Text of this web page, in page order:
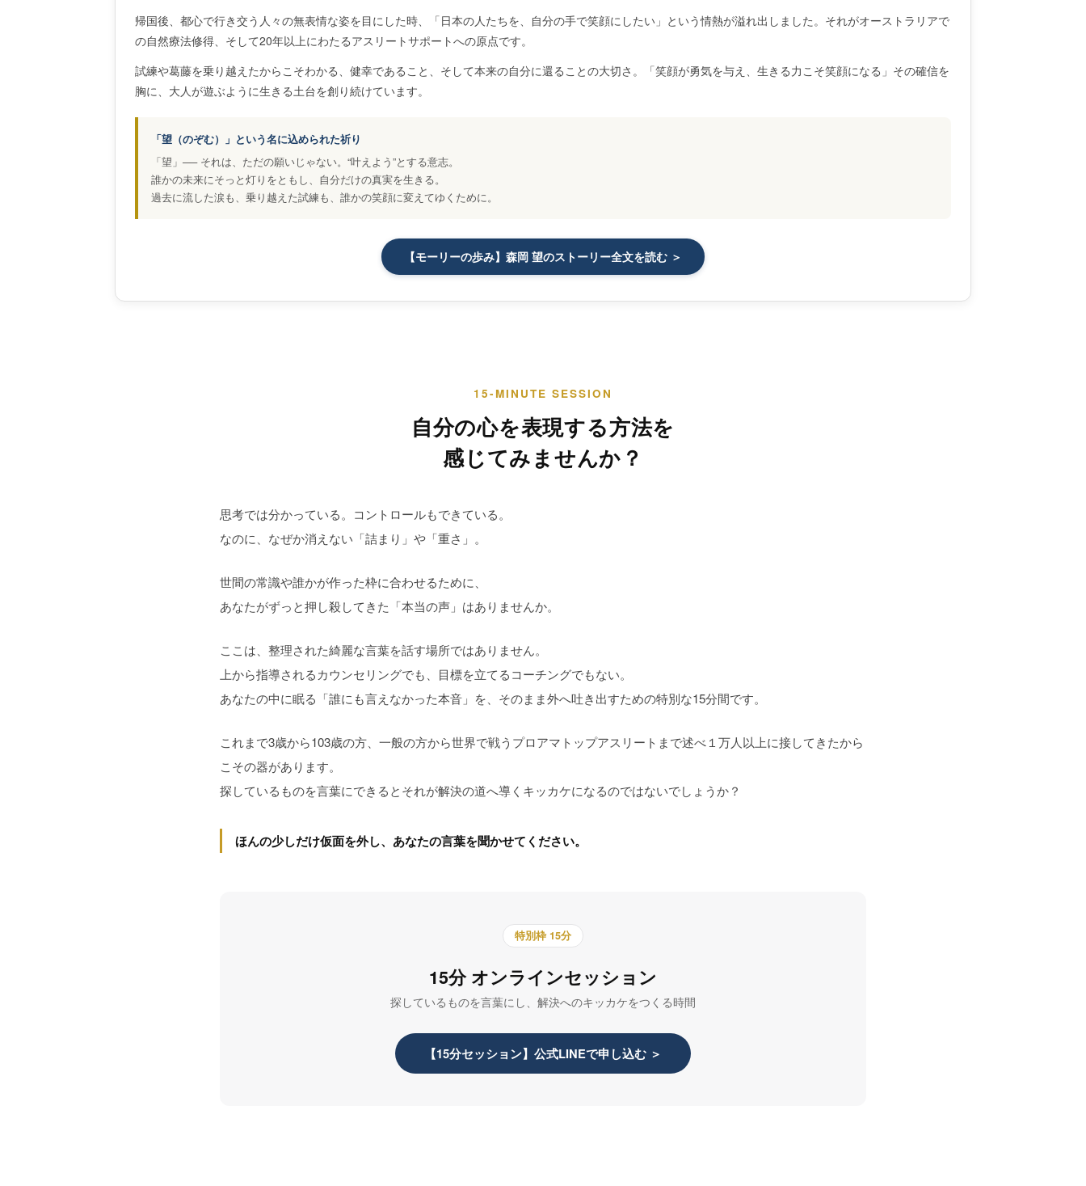
帰国後、都心で行き交う人々の無表情な姿を目にした時、「日本の人たちを、自分の手で笑顔にしたい」という情熱が溢れ出しました。それがオーストラリアで
の自然療法修得、そして20年以上にわたるアスリートサポートへの原点です。
試練や葛藤を乗り越えたからこそわかる、健幸であること、そして本来の自分に還ることの大切さ。「笑顔が勇気を与え、生きる力こそ笑顔になる」その確信を
胸に、大人が遊ぶように生きる土台を創り続けています。
「望（のぞむ）」という名に込められた祈り
「望」── それは、ただの願いじゃない。“叶えよう”とする意志。
誰かの未来にそっと灯りをともし、自分だけの真実を生きる。
過去に流した涙も、乗り越えた試練も、誰かの笑顔に変えてゆくために。
【モーリーの歩み】森岡 望のストーリー全文を読む ＞
15-MINUTE SESSION
自分の心を表現する方法を
感じてみませんか？
思考では分かっている。コントロールもできている。
なのに、なぜか消えない「詰まり」や「重さ」。
世間の常識や誰かが作った枠に合わせるために、
あなたがずっと押し殺してきた「本当の声」はありませんか。
ここは、整理された綺麗な言葉を話す場所ではありません。
上から指導されるカウンセリングでも、目標を立てるコーチングでもない。
あなたの中に眠る「誰にも言えなかった本音」を、そのまま外へ吐き出すための特別な15分間です。
これまで3歳から103歳の方、一般の方から世界で戦うプロアマトップアスリートまで述べ１万人以上に接してきたから
こその器があります。
探しているものを言葉にできるとそれが解決の道へ導くキッカケになるのではないでしょうか？
ほんの少しだけ仮面を外し、あなたの言葉を聞かせてください。
特別枠 15分
15分 オンラインセッション
探しているものを言葉にし、解決へのキッカケをつくる時間
【15分セッション】公式LINEで申し込む ＞